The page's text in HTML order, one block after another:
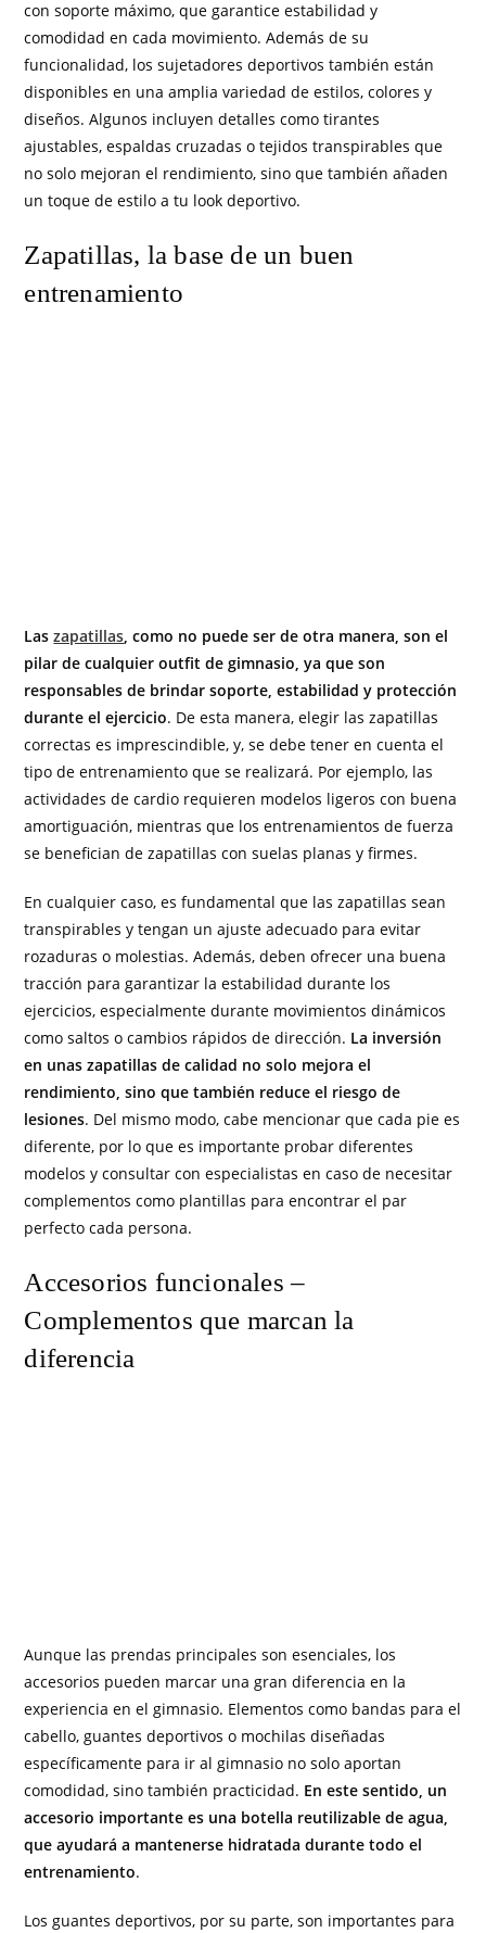
con soporte máximo, que garantice estabilidad y
comodidad en cada movimiento. Además de su
funcionalidad, los sujetadores deportivos también están
disponibles en una amplia variedad de estilos, colores y
diseños. Algunos incluyen detalles como tirantes
ajustables, espaldas cruzadas o tejidos transpirables que
no solo mejoran el rendimiento, sino que también añaden
un toque de estilo a tu look deportivo.
Zapatillas, la base de un buen
entrenamiento
Laszapatillas, como no puede ser de otra manera, son el
pilar de cualquier outfit de gimnasio, ya que son
responsables de brindar soporte, estabilidad y protección
durante el ejercicio. De esta manera, elegir las zapatillas
correctas es imprescindible, y, se debe tener en cuenta el
tipo de entrenamiento que se realizará. Por ejemplo, las
actividades de cardio requieren modelos ligeros con buena
amortiguación, mientras que los entrenamientos de fuerza
se benefician de zapatillas con suelas planas y firmes.
En cualquier caso, es fundamental que las zapatillas sean
transpirables y tengan un ajuste adecuado para evitar
rozaduras o molestias. Además, deben ofrecer una buena
tracción para garantizar la estabilidad durante los
ejercicios, especialmente durante movimientos dinámicos
como saltos o cambios rápidos de dirección. La inversión
en unas zapatillas de calidad no solo mejora el
rendimiento, sino que también reduce el riesgo de
lesiones. Del mismo modo, cabe mencionar que cada pie es
diferente, por lo que es importante probar diferentes
modelos y consultar con especialistas en caso de necesitar
complementos como plantillas para encontrar el par
perfecto cada persona.
Accesorios funcionales –
Complementos que marcan la
diferencia
Aunque las prendas principales son esenciales, los
accesorios pueden marcar una gran diferencia en la
experiencia en el gimnasio. Elementos como bandas para el
cabello, guantes deportivos o mochilas diseñadas
específicamente para ir al gimnasio no solo aportan
comodidad, sino también practicidad. En este sentido, un
accesorio importante es una botella reutilizable de agua,
que ayudará a mantenerse hidratada durante todo el
entrenamiento.
Los guantes deportivos, por su parte, son importantes para